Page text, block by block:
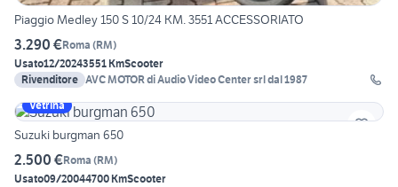
Piaggio Medley 150 S 10/24 KM. 3551 ACCESSORIATO
3.290 €Roma (RM)
Usato12/20243551 KmScooter
Rivenditore AVC MOTOR di Audio Video Center srl dal 1987
Vetrina
Suzuki burgman 650
2.500 €Roma (RM)
Usato09/20044700 KmScooter